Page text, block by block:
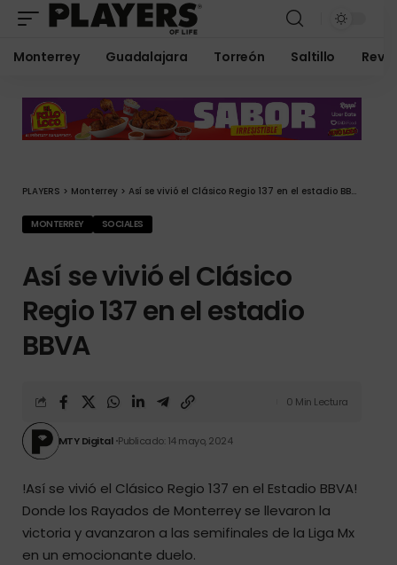
Monterrey Guadalajara Torreón Saltillo
PLAYERS > Monterrey > Así se vivió el Clásico Regio 137 en el estadio BBVA
MONTERREY SOCIALES
Así se vivió el Clásico
Regio 137 en el estadio
BBVA
MTY Digital Publicado: 14 mayo, 2024
0 Min Lectura
!Así se vivió el Clásico Regio 137 en el Estadio BBVA!
Donde los Rayados de Monterrey se llevaron la
victoria y avanzaron a las semifinales de la Liga Mx
en un emocionante duelo.